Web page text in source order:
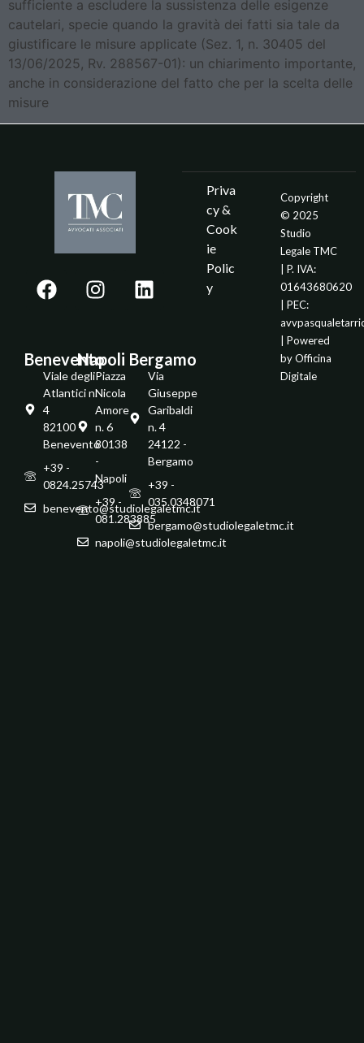
sufficiente a escludere la sussistenza delle esigenze
cautelari, specie quando la gravità dei fatti sia tale da
giustificare le misure applicate (Sez. 1, n. 30405 del
13/06/2025, Rv. 288567-01): un chiarimento importante,
anche in considerazione del fatto che per la scelta delle
misure
Benevento
Viale degli
Atlantici n.
4
82100 -
Benevento
+39 -
0824.25743
benevento@studiolegaletmc.it
Napoli
Piazza
Nicola
Amore
n. 6
80138
-
Napoli
+39 -
081.283885
napoli@studiolegaletmc.it
Bergamo
Via
Giuseppe
Garibaldi
n. 4
24122 -
Bergamo
+39 -
035.0348071
bergamo@studiolegaletmc.it
Priva
cy &
Cook
ie
Polic
y
Copyright
© 2025
Studio
Legale TMC
| P. IVA:
01643680620
| PEC:
| Powered
byOfficina
Digitale